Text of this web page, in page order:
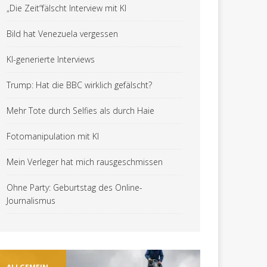
„Die Zeit“fälscht Interview mit KI
Bild hat Venezuela vergessen
KI-generierte Interviews
Trump: Hat die BBC wirklich gefälscht?
Mehr Tote durch Selfies als durch Haie
Fotomanipulation mit KI
Mein Verleger hat mich rausgeschmissen
Ohne Party: Geburtstag des Online-
Journalismus